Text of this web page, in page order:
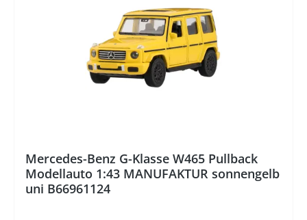
Mercedes-Benz G-Klasse W465 Pullback
Modellauto 1:43 MANUFAKTUR sonnengelb
uni B66961124